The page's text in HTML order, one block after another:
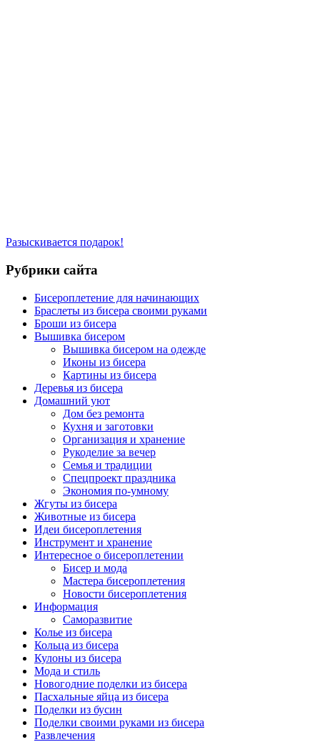
Разыскивается подарок!
Рубрики сайта
Бисероплетение для начинающих
Браслеты из бисера своими руками
Броши из бисера
Вышивка бисером
Вышивка бисером на одежде
Иконы из бисера
Картины из бисера
Деревья из бисера
Домашний уют
Дом без ремонта
Кухня и заготовки
Организация и хранение
Рукоделие за вечер
Семья и традиции
Спецпроект праздника
Экономия по-умному
Жгуты из бисера
Животные из бисера
Идеи бисероплетения
Инструмент и хранение
Интересное о бисероплетении
Бисер и мода
Мастера бисероплетения
Новости бисероплетения
Информация
Саморазвитие
Колье из бисера
Кольца из бисера
Кулоны из бисера
Мода и стиль
Новогодние поделки из бисера
Пасхальные яйца из бисера
Поделки из бусин
Поделки своими руками из бисера
Развлечения